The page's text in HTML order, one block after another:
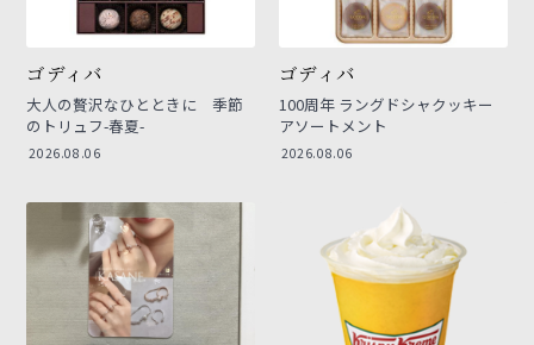
ゴディバ
大人の贅沢なひとときに 季節
のトリュフ-春夏-
2026.08.06
ゴディバ
100周年 ラングドシャクッキー
アソートメント
2026.08.06